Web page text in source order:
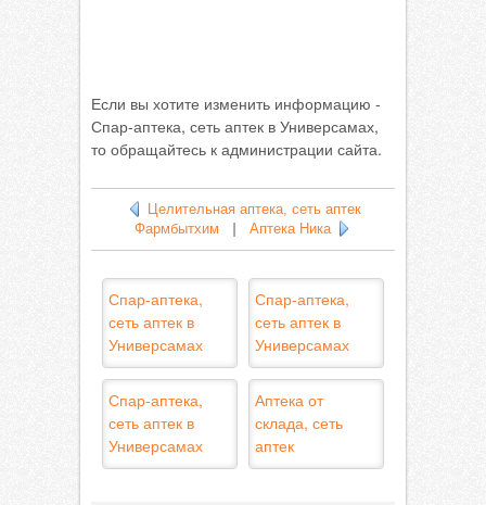
Если вы хотите изменить информацию -
Спар-аптека, сеть аптек в Универсамах,
то обращайтесь к администрации сайта.
Целительная аптека, сеть аптек
Фармбытхим
Аптека Ника
Спар-аптека,
сеть аптек в
Универсамах
Спар-аптека,
сеть аптек в
Универсамах
Спар-аптека,
сеть аптек в
Универсамах
Аптека от
склада, сеть
аптек